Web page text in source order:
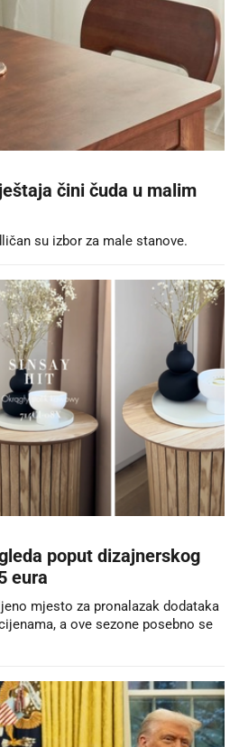
čini čuda u malim
su izbor za male stanove.
poput dizajnerskog
eura
mjesto za pronalazak dodataka
a ove sezone posebno se